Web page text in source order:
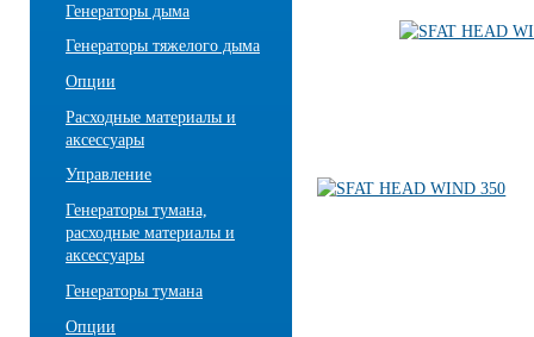
Генераторы дыма
Генераторы тяжелого дыма
Опции
Расходные материалы и
аксессуары
Управление
Генераторы тумана,
расходные материалы и
аксессуары
Генераторы тумана
Опции